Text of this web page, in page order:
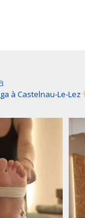
à Castelnau-Le-Lez